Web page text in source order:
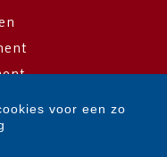
voor een zo